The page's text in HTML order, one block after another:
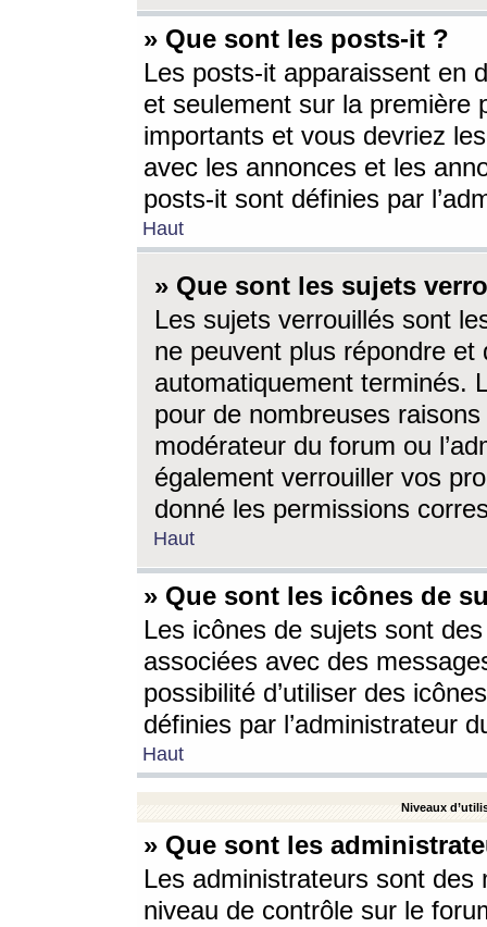
» Que sont les posts-it ?
Les posts-it apparaissent en
et seulement sur la première
importants et vous devriez
avec les annonces et les
posts-it sont définies par
Haut
» Que sont les sujets
Les sujets verrouillés sont
ne peuvent plus répondre
automatiquement terminés.
pour de nombreuses
modérateur du forum ou
également verrouiller vos
donné les permissions
Haut
» Que sont les icônes de
Les icônes de sujets sont
associées avec des
possibilité d’utiliser des
définies par l’administrateur
Haut
Niveaux
» Que sont les
Les administrateurs sont
niveau de contrôle sur le